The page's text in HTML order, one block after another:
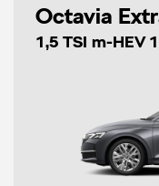
Octavia
1,5 TSI m-HEV